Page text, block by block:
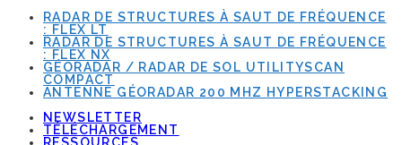
RADAR DE STRUCTURES À SAUT DE FRÉQUENCE
: FLEX LT
RADAR DE STRUCTURES À SAUT DE FRÉQUENCE
: FLEX NX
GÉORADAR / RADAR DE SOL UTILITYSCAN
COMPACT
ANTENNE GÉORADAR 200 MHZ HYPERSTACKING
NEWSLETTER
TÉLÉCHARGEMENT